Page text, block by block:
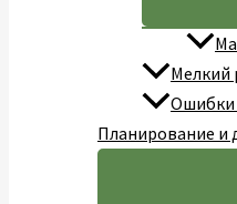
Мелкий
Ошибки
Планирование и